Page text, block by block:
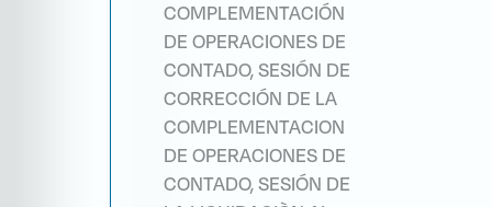
COMPLEMENTACIÓN
DE OPERACIONES DE
CONTADO, SESIÓN DE
CORRECCIÓN DE LA
COMPLEMENTACION
DE OPERACIONES DE
CONTADO, SESIÓN DE